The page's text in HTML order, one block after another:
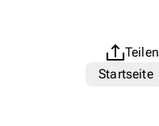
Teilen
Startseite